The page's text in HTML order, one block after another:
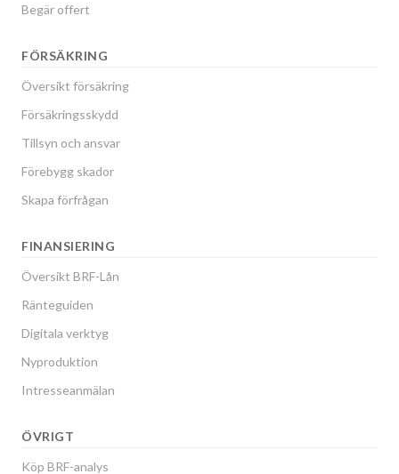
Begär offert
FÖRSÄKRING
Översikt försäkring
Försäkringsskydd
Tillsyn och ansvar
Förebygg skador
Skapa förfrågan
FINANSIERING
Översikt BRF-Lån
Ränteguiden
Digitala verktyg
Nyproduktion
Intresseanmälan
ÖVRIGT
Köp BRF-analys